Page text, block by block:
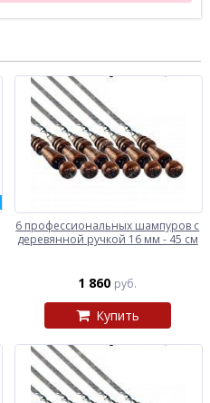
6 профессиональных шампуров с
деревянной ручкой 16 мм - 45 см
1 860 руб.
Купить